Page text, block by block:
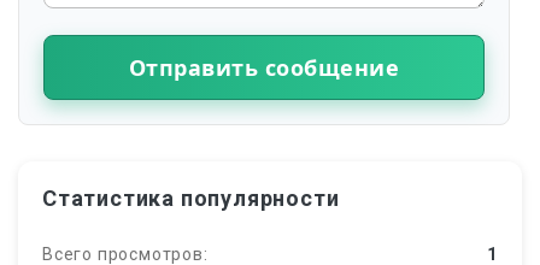
Отправить сообщение
Статистика популярности
Всего просмотров: 1